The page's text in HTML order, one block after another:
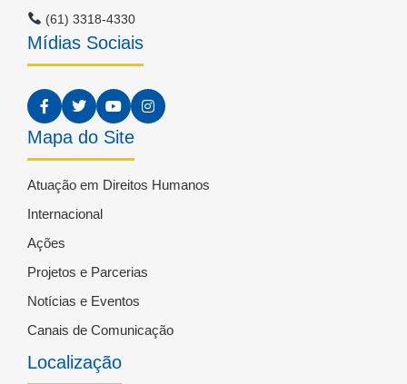
(61) 3318-4330
Mídias Sociais
Mapa do Site
Atuação em Direitos Humanos
Internacional
Ações
Projetos e Parcerias
Notícias e Eventos
Canais de Comunicação
Localização